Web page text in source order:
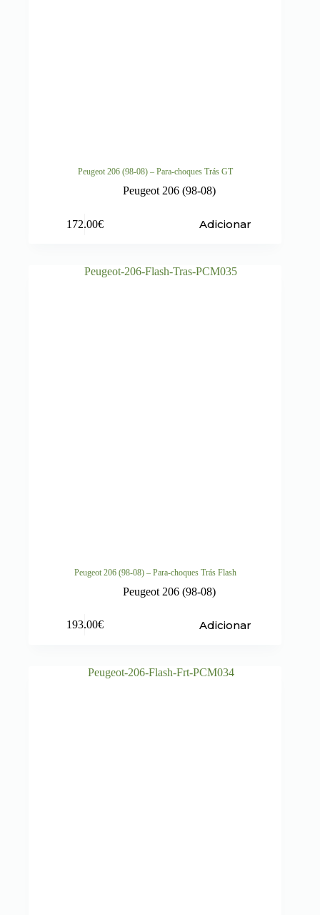
Peugeot 206 (98-08) – Para-choques Trás GT
Peugeot 206 (98-08)
172.00€ Adicionar
Peugeot 206 (98-08) – Para-choques Trás Flash
Peugeot 206 (98-08)
193.00€ Adicionar